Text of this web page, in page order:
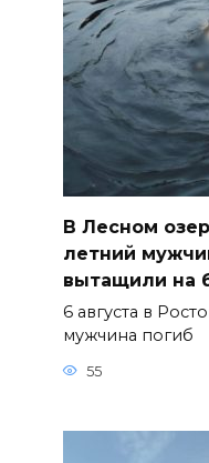
В Лесном
летний
вытащили на
6 августа в
мужчина погиб
55